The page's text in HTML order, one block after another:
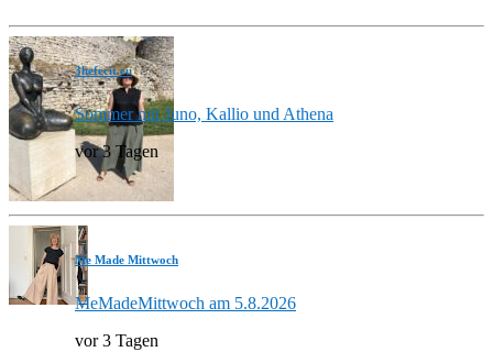
3hefecit.eu
Sommer mit Juno, Kallio und Athena
vor 3 Tagen
Me Made Mittwoch
MeMadeMittwoch am 5.8.2026
vor 3 Tagen